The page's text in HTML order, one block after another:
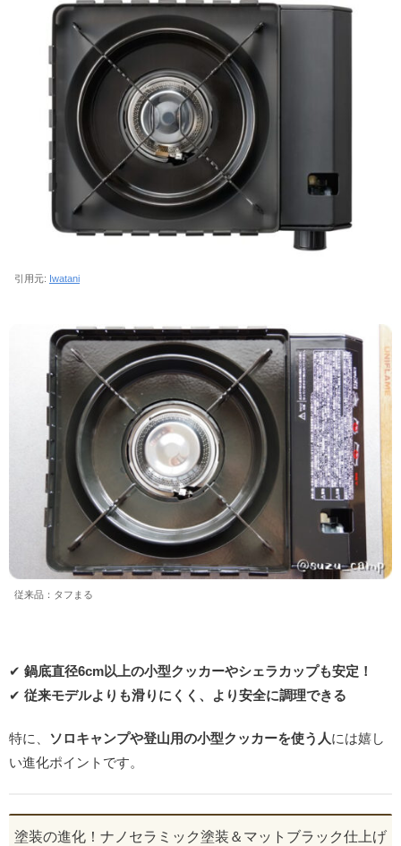
引用元: Iwatani
従来品：タフまる
✔ 鍋底直径6cm以上の小型クッカーやシェラカップも安定！
✔ 従来モデルよりも滑りにくく、より安全に調理できる
特に、 ソロキャンプや登山用の小型クッカーを使う人には嬉し
い進化ポイントです。
塗装の進化！ナノセラミック塗装＆マットブラック仕上げ